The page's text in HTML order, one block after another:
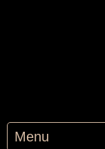
Menu